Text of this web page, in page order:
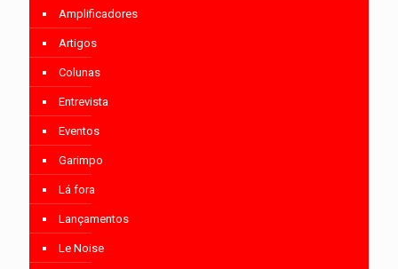
Amplificadores
Artigos
Colunas
Entrevista
Eventos
Garimpo
Lá fora
Lançamentos
Le Noise